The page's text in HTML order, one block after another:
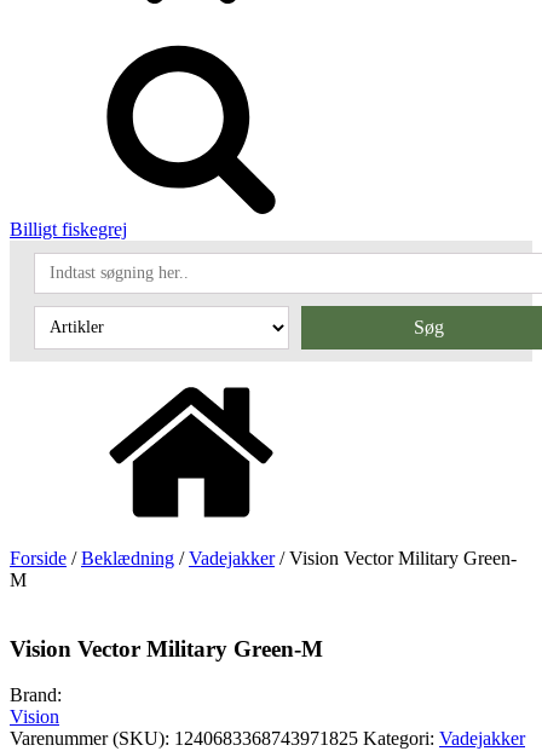
Billigt fiskegrej
Søg
Forside /Beklædning /Vadejakker/ Vision Vector Military Green-
M
Vision Vector Military Green-M
Brand:
Vision
Varenummer (SKU): 1240683368743971825 Kategori: Vadejakker